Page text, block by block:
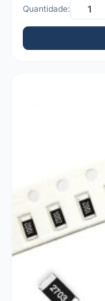
Quantidade: